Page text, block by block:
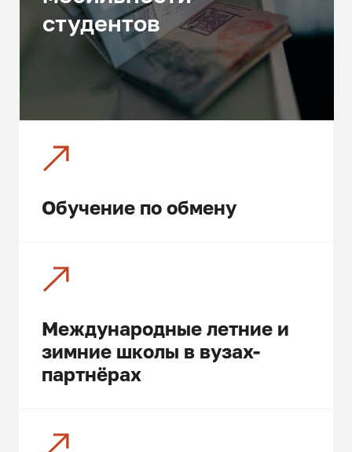
студентов
Обучение по обмену
Международные летние и
зимние школы в вузах-
партнёрах